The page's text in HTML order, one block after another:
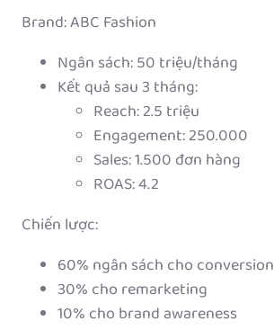
Brand: ABC Fashion
Ngân sách: 50 triệu/tháng
Kết quả sau 3 tháng:
Reach: 2.5 triệu
Engagement: 250.000
Sales: 1.500 đơn hàng
ROAS: 4.2
Chiến lược:
60% ngân sách cho conversion
30% cho remarketing
10% cho brand awareness